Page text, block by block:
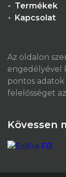
Termékek
Kapcsolat
Az oldalon
engedélyével
pontos
felelősséget
Kövessen